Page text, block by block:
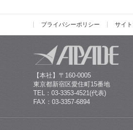
プライバシーポリシー サイ
【本社】〒160-0005
東京都新宿区愛住町15番地
TEL：03-3353-4521(代表)
FAX：03-3357-6894